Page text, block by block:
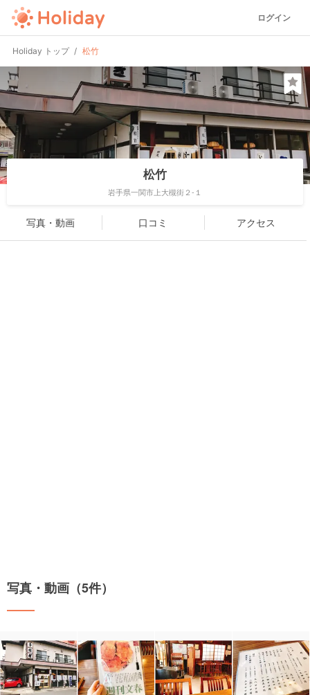
ログイン
Holiday トップ 松竹
松竹
岩手県一関市上大槻街２-１
写真・動画 口コミ アクセス
写真・動画（5件）